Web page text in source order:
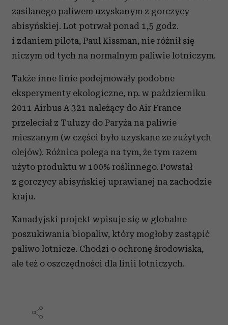
zasilanego paliwem uzyskanym z gorczycy
abisyńskiej. Lot potrwał ponad 1,5 godz.
i zdaniem pilota, Paul Kissman, nie różnił się
niczym od tych na normalnym paliwie lotniczym.
Także inne linie podejmowały podobne
eksperymenty ekologiczne, np. w październiku
2011 Airbus A 321 należący do Air France
przeleciał z Tuluzy do Paryża na paliwie
mieszanym (w części było uzyskane ze zużytych
olejów). Różnica polega na tym, że tym razem
użyto produktu w 100% roślinnego. Powstał
z gorczycy abisyńskiej uprawianej na zachodzie
kraju.
Kanadyjski projekt wpisuje się w globalne
poszukiwania biopaliw, który mogłoby zastąpić
paliwo lotnicze. Chodzi o ochronę środowiska,
ale też o oszczędności dla linii lotniczych.